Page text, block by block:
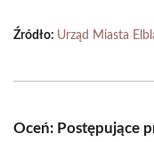
Źródło: Urząd Miasta
Oceń: Postępujące